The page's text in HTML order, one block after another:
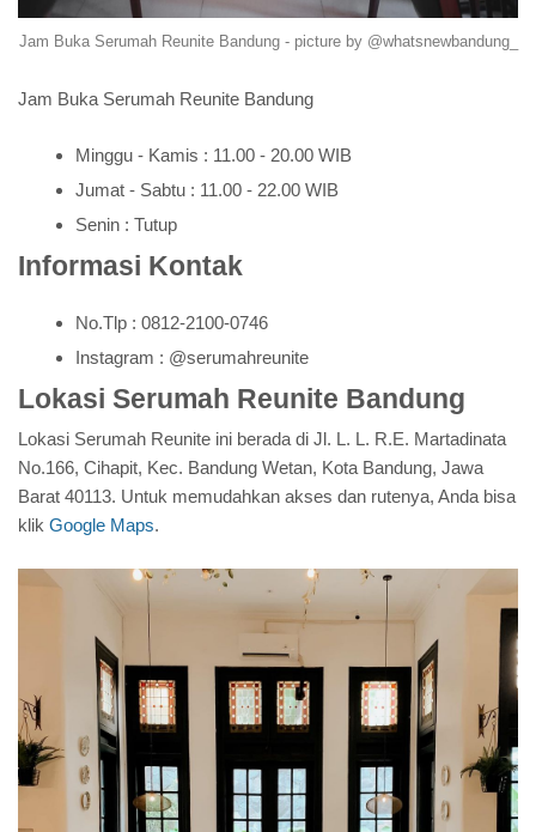
Jam Buka Serumah Reunite Bandung - picture by @whatsnewbandung_
Jam Buka Serumah Reunite Bandung
Minggu - Kamis : 11.00 - 20.00 WIB
Jumat - Sabtu : 11.00 - 22.00 WIB
Senin : Tutup
Informasi Kontak
No.Tlp : 0812-2100-0746
Instagram : @serumahreunite
Lokasi Serumah Reunite Bandung
Lokasi Serumah Reunite ini berada di Jl. L. L. R.E. Martadinata
No.166, Cihapit, Kec. Bandung Wetan, Kota Bandung, Jawa
Barat 40113. Untuk memudahkan akses dan rutenya, Anda bisa
klik Google Maps.